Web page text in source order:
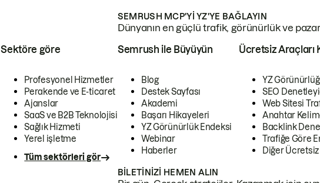
SEMRUSH MCP'YI YZ'YE BAĞLAYIN
Dünyanın en güçlü trafik, görünürlük ve
Sektöre göre
Profesyonel Hizmetler
Perakende ve E-ticaret
Ajanslar
SaaS ve B2B Teknolojisi
Sağlık Hizmeti
Yerel işletme
Tüm sektörleri gör
Semrush ile Büyüyün
Blog
Destek Sayfası
Akademi
Başarı Hikayeleri
YZ Görünürlük Endeksi
Webinar
Haberler
Ücretsiz Araçları
YZ
SEO
Web Sitesi
Anahtar
Backlink
Trafiğe Göre
Diğer
BILETINIZI HEMEN ALIN